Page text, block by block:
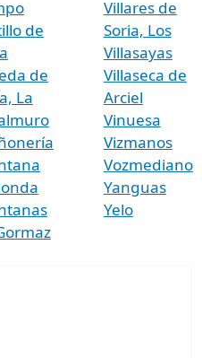
de
de
La
Villares de
Soria, Los
Villasayas
Villaseca de
Arciel
Vinuesa
Vizmanos
Vozmediano
Yanguas
Yelo